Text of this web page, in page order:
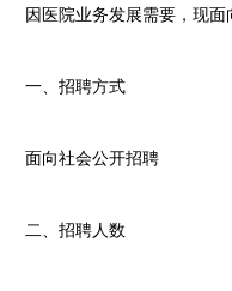
因医院业务发展需要，现面
一、招聘方式
面向社会公开招聘
二、招聘人数